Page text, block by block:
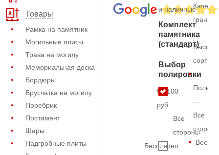
Товары
Рамка на памятник
Могильные плиты
Трава на могилу
Мемориальная доска
Бордюры
Брусчатка на могилу
Поребрик
Постамент
Шары
Надгробные плиты
и наличные
Комплект
памятника
(стандарт)
Выбор
полировки
51.100
руб.
Все
стороны
Бесплатно
гранита
—
Высший
сорт
—
Все
Вес